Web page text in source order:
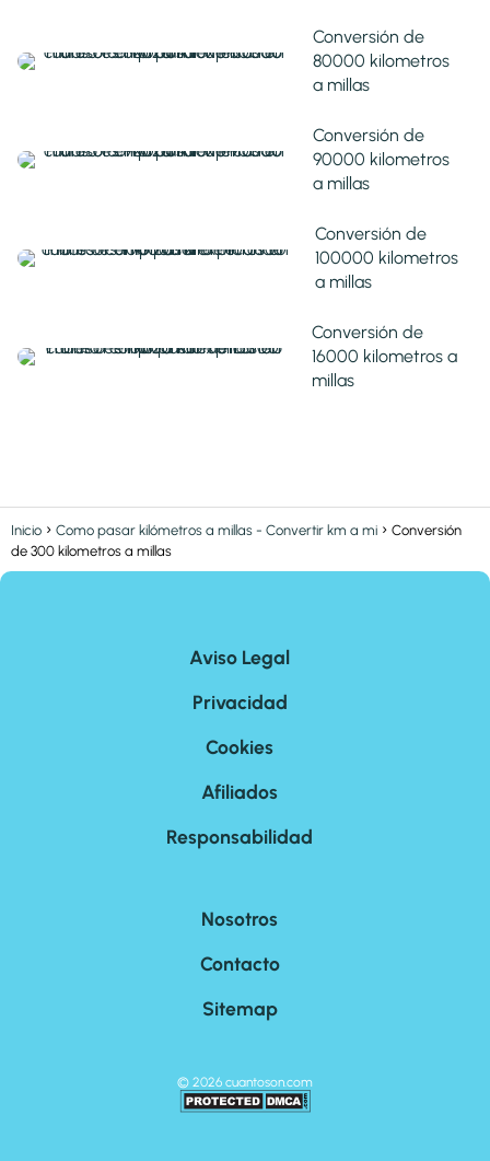
Conversión de
80000 kilometros
a millas
Conversión de
90000 kilometros
a millas
Conversión de
100000 kilometros
a millas
Conversión de
16000 kilometros a
millas
Inicio Como pasar kilómetros a millas - Convertir km a mi
Conversión
de 300 kilometros a millas
Aviso Legal
Privacidad
Cookies
Afiliados
Responsabilidad
Nosotros
Contacto
Sitemap
© 2026 cuantoson.com